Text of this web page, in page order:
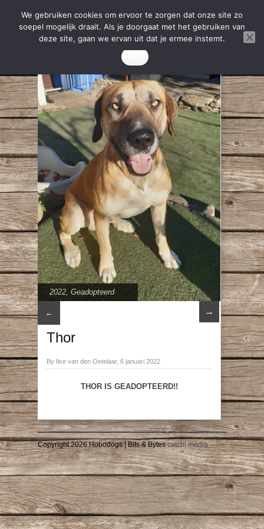
2022 Geadopteerd
← →
Thor
By Ilse van den Oetelaar, 6 januari 2022
THOR IS GEADOPTEERD!!
Copyright 2026 Hobodogs | Bits & Bytescatchi media
We gebruiken cookies om ervoor te zorgen dat onze site zo
soepel mogelijk draait. Als je doorgaat met het gebruiken van
deze site, gaan we ervan uit dat je ermee instemt.